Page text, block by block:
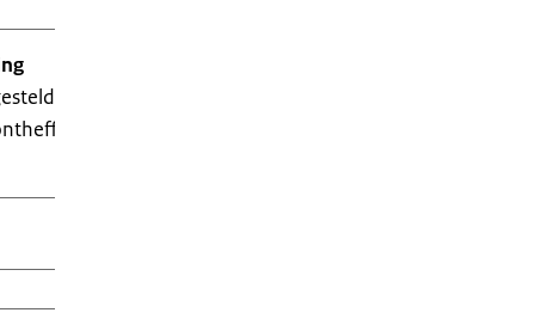
of als ontheffing is verleend, moet u dit
is verleend, moet u het bewijs van